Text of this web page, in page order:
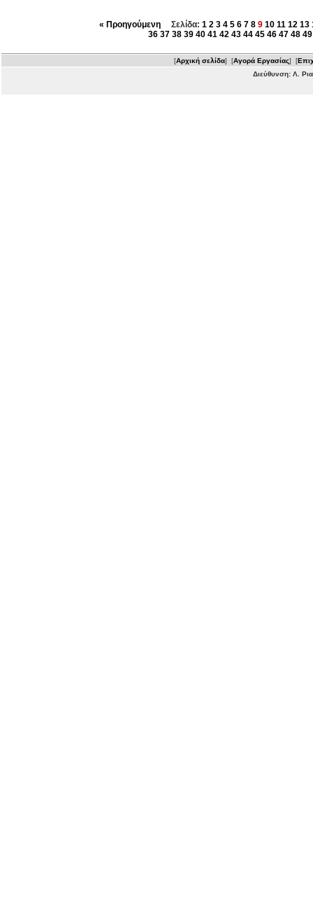
« ΠροηγούμενηΣελίδα: 1 2 3 4 5 6 7 8 9 10 11 12 13
36 37 38 39 40 41 42 43 44 45 46 47 48 49
[Αρχική σελίδα] [Αγορά Εργασίας] [
Διεύθυνση: Λ.